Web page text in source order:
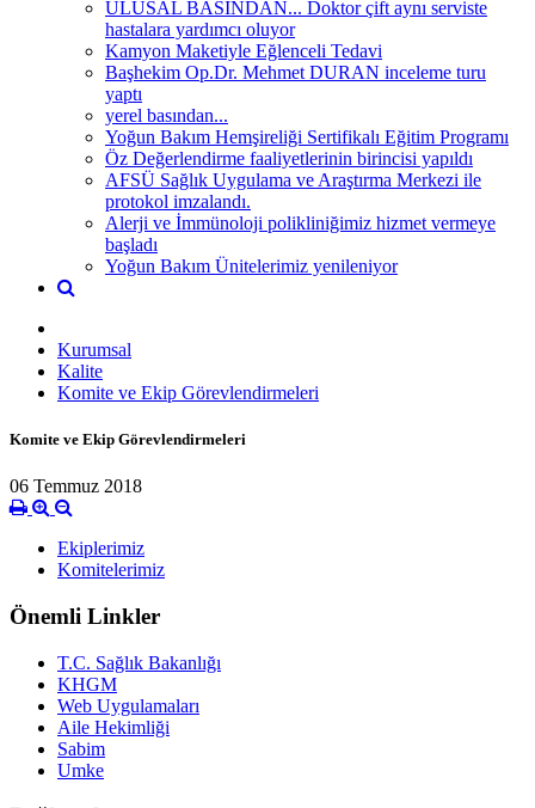
ULUSAL BASINDAN... Doktor çift aynı serviste
hastalara yardımcı oluyor
Kamyon Maketiyle Eğlenceli Tedavi
Başhekim Op.Dr. Mehmet DURAN inceleme turu
yaptı
yerel basından...
Yoğun Bakım Hemşireliği Sertifikalı Eğitim Programı
Öz Değerlendirme faaliyetlerinin birincisi yapıldı
AFSÜ Sağlık Uygulama ve Araştırma Merkezi ile
protokol imzalandı.
Alerji ve İmmünoloji polikliniğimiz hizmet vermeye
başladı
Yoğun Bakım Ünitelerimiz yenileniyor
Kurumsal
Kalite
Komite ve Ekip Görevlendirmeleri
Komite ve Ekip Görevlendirmeleri
06 Temmuz 2018
Ekiplerimiz
Komitelerimiz
Önemli Linkler
T.C. Sağlık Bakanlığı
KHGM
Web Uygulamaları
Aile Hekimliği
Sabim
Umke